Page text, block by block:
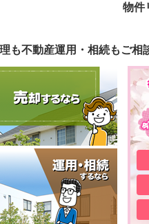
物件
も不動産運用・相続も ご相